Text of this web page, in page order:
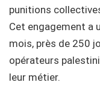
punitions
Cet engagement a
mois, près de 250
opérateurs
leur métier.